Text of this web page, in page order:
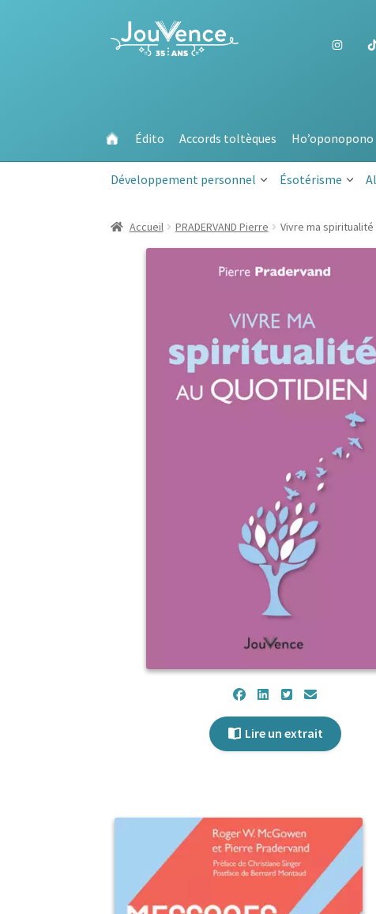
Aller
à
Aller
au
Édito Accords toltèques Ho’oponopono
Développement personnel Ésotérisme
Accueil PRADERVAND Pierre Vivre ma
Lire un extrait